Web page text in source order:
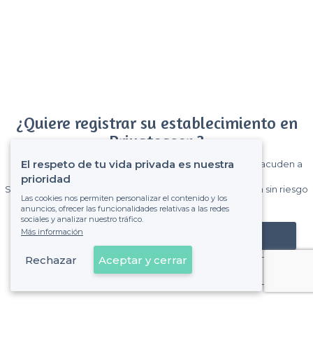
¿Quiere registrar su establecimiento en
Privateaser ?
Gane muchos clientes entre el millón de visitantes que acuden a
Sin comisiones y sin compromiso, pagas una cantidad fija sin riesgo
de ver la factura.
Registrar mi establecimiento
Ya es cliente
El respeto de tu vida privada es nuestra
prioridad
Las cookies nos permiten personalizar el contenido y los
anuncios, ofrecer las funcionalidades relativas a las redes
sociales y analizar nuestro tráfico.
Más información
Rechazar Aceptar y cerrar